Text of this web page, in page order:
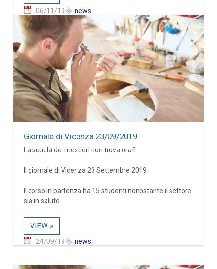
06/11/19 news
Giornale di Vicenza 23/09/2019
La scuola dei mestieri non trova orafi
Il giornale di Vicenza 23 Settembre 2019
Il corso in partenza ha 15 studenti nonostante il settore
sia in salute
VIEW »
24/09/19 news